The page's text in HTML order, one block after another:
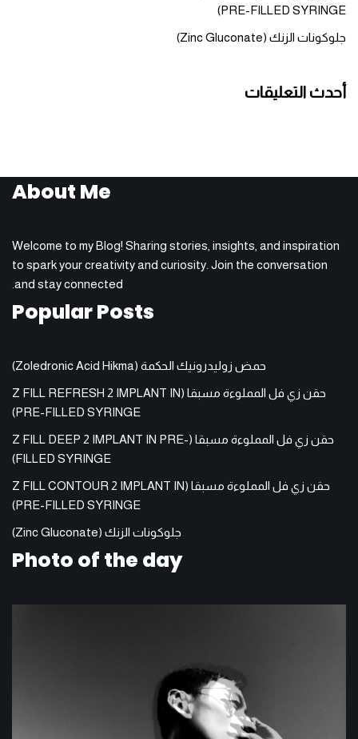
PRE-FILLED SYRINGE)
جلوكونات الزنك (Zinc Gluconate)
أحدث التعليقات
About Me
Welcome to my Blog! Sharing stories, insights, and inspiration
to spark your creativity and curiosity. Join the conversation
and stay connected.
Popular Posts
حمض زوليدرونيك الحكمة (Zoledronic Acid Hikma)
حقن زي فل المملوءة مسبقا (Z FILL REFRESH 2 IMPLANT IN
PRE-FILLED SYRINGE)
حقن زي فل المملوءة مسبقا (Z FILL DEEP 2 IMPLANT IN PRE-
FILLED SYRINGE)
حقن زي فل المملوءة مسبقا (Z FILL CONTOUR 2 IMPLANT IN
PRE-FILLED SYRINGE)
جلوكونات الزنك (Zinc Gluconate)
Photo of the day